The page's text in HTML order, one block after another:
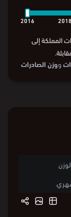
2016
2016 2018
المملكة إلى
ووزن الصادرات